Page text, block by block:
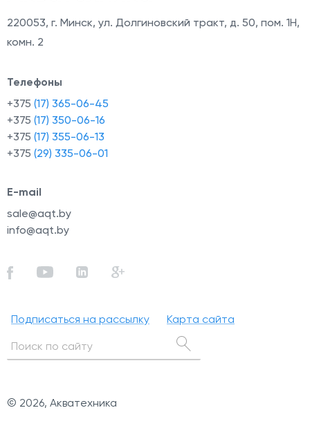
220053, г. Минск, ул. Долгиновский тракт, д. 50, пом. 1Н,
комн. 2
Телефоны
+375 (17) 365-06-45
+375 (17) 350-06-16
+375 (17) 355-06-13
+375 (29) 335-06-01
E-mail
sale@aqt.by
info@aqt.by
Подписаться на рассылку Карта сайта
© 2026, Акватехника